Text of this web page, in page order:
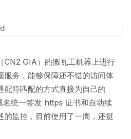
CN2 GIA）的搬瓦工机器上进行
服务，能够保障还不错的访问体
配符匹配的方式直接为自己的
名统一签发 https 证书和自动续
的监控，目前使用了一周，还挺